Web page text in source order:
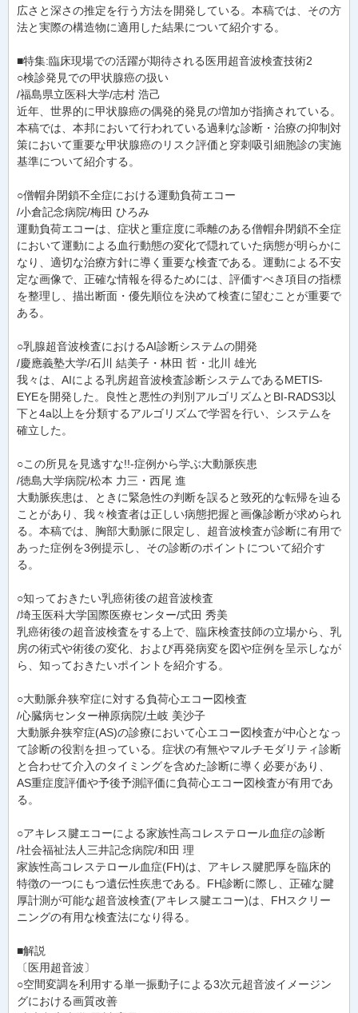
広さと深さの推定を行う方法を開発している。本稿では、その方
法と実際の構造物に適用した結果について紹介する。
■特集:臨床現場での活躍が期待される医用超音波検査技術2
○検診発見での甲状腺癌の扱い
/福島県立医科大学/志村 浩己
近年、世界的に甲状腺癌の偶発的発見の増加が指摘されている。
本稿では、本邦において行われている過剰な診断・治療の抑制対
策において重要な甲状腺癌のリスク評価と穿刺吸引細胞診の実施
基準について紹介する。
○僧帽弁閉鎖不全症における運動負荷エコー
/小倉記念病院/梅田 ひろみ
運動負荷エコーは、症状と重症度に乖離のある僧帽弁閉鎖不全症
において運動による血行動態の変化で隠れていた病態が明らかに
なり、適切な治療方針に導く重要な検査である。運動による不安
定な画像で、正確な情報を得るためには、評価すべき項目の指標
を整理し、描出断面・優先順位を決めて検査に望むことが重要で
ある。
○乳腺超音波検査におけるAI診断システムの開発
/慶應義塾大学/石川 結美子・林田 哲・北川 雄光
我々は、AIによる乳房超音波検査診断システムであるMETIS-
EYEを開発した。良性と悪性の判別アルゴリズムとBI-RADS3以
下と4a以上を分類するアルゴリズムで学習を行い、システムを
確立した。
○この所見を見逃すな!!-症例から学ぶ大動脈疾患
/徳島大学病院/松本 力三・西尾 進
大動脈疾患は、ときに緊急性の判断を誤ると致死的な転帰を辿る
ことがあり、我々検査者は正しい病態把握と画像診断が求められ
る。本稿では、胸部大動脈に限定し、超音波検査が診断に有用で
あった症例を3例提示し、その診断のポイントについて紹介す
る。
○知っておきたい乳癌術後の超音波検査
/埼玉医科大学国際医療センター/式田 秀美
乳癌術後の超音波検査をする上で、臨床検査技師の立場から、乳
房の術式や術後の変化、および再発病変を図や症例を呈示しなが
ら、知っておきたいポイントを紹介する。
○大動脈弁狭窄症に対する負荷心エコー図検査
/心臓病センター榊原病院/土岐 美沙子
大動脈弁狭窄症(AS)の診療において心エコー図検査が中心となっ
て診断の役割を担っている。症状の有無やマルチモダリティ診断
と合わせて介入のタイミングを含めた診断に導く必要があり、
AS重症度評価や予後予測評価に負荷心エコー図検査が有用であ
る。
○アキレス腱エコーによる家族性高コレステロール血症の診断
/社会福祉法人三井記念病院/和田 理
家族性高コレステロール血症(FH)は、アキレス腱肥厚を臨床的
特徴の一つにもつ遺伝性疾患である。FH診断に際し、正確な腱
厚計測が可能な超音波検査(アキレス腱エコー)は、FHスクリー
ニングの有用な検査法になり得る。
■解説
〔医用超音波〕
○空間変調を利用する単一振動子による3次元超音波イメージン
グにおける画質改善